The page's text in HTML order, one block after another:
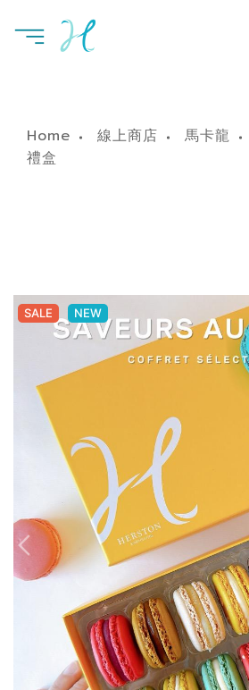
Home 線上商店 馬卡龍
禮盒
SALE NEW
SALE NEW